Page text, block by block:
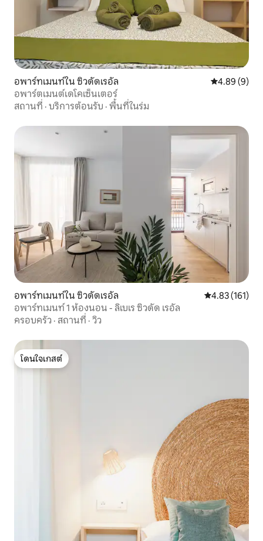
อพาร์ทเมนท์ใน ซิวดัดเรอัล คะแนนเฉลี่ย
4.89 (9)
อพาร์ตเมนต์เดโคเซ็นเตอร์
สถานที่ · บริการต้อนรับ · พื้นที่ในร่ม
อพาร์ทเมนท์ใน ซิวดัดเรอัล คะแนนเฉลี่ย
4.83 (161)
อพาร์ทเมนท์ 1 ห้องนอน - ลิเบเร ซิวดัด เรอัล
ครอบครัว · สถานที่ · วิว
โดนใจเกสต์
โดนใจเกสต์